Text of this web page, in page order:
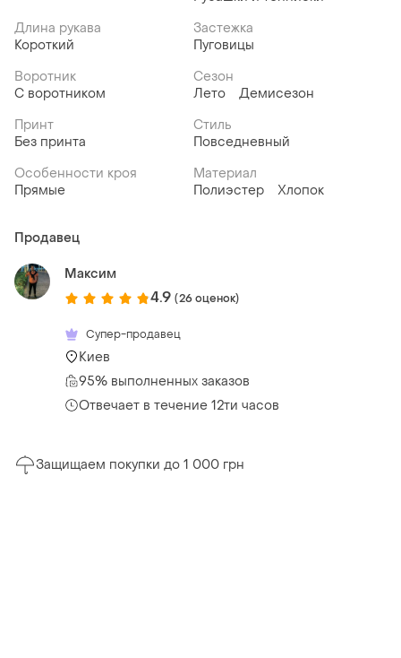
Длина рукава
Короткий
Застежка
Пуговицы
Воротник
С воротником
Сезон
Лето
Демисезон
Принт
Без принта
Стиль
Повседневный
Особенности кроя
Прямые
Материал
Полиэстер
Хлопок
Продавец
Максим
4.9 (26 оценок)
Супер-продавец
Киев
95% выполненных заказов
Отвечает в течение 12ти часов
Защищаем покупки до 1 000 грн